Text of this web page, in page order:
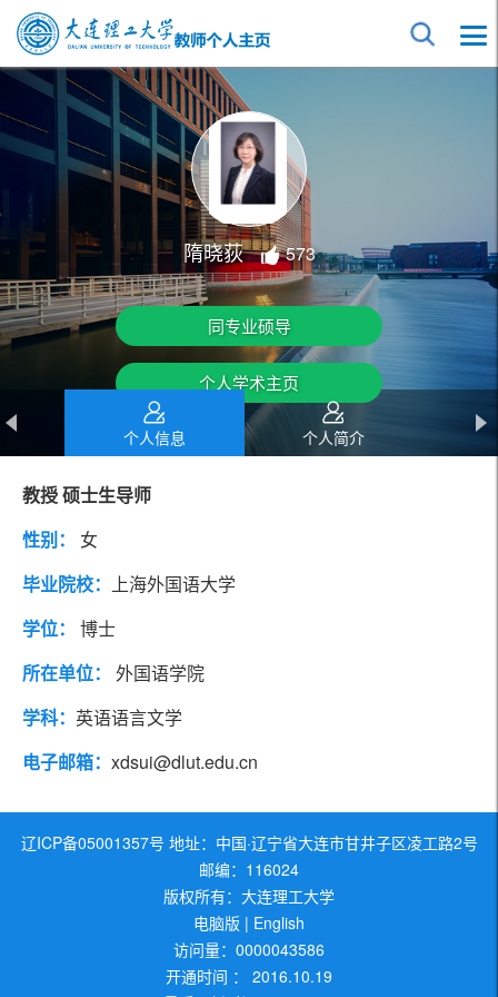
隋晓荻 573
同专业硕导
个人学术主页
个人信息 个人简介
代表论著
工作经历
教授 硕士生导师
性别： 女
毕业院校： 上海外国语大学
学位： 博士
所在单位： 外国语学院
学科： 英语语言文学
电子邮箱： xdsui@dlut.edu.cn
辽ICP备05001357号 地址：中国·辽宁省大连市甘井子区凌工路2号
邮编：116024
版权所有：大连理工大学
电脑版 | English
访问量： 0000043586
开通时间 ： 2016.10.19